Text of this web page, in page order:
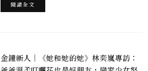
閱讀全文
金鐘新人｜《她和她的她》林奕嵐專訪：